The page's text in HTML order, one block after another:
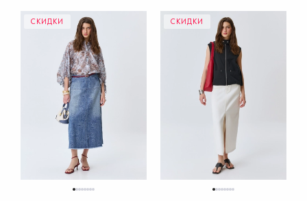
СКИДКИ
12345678
СКИДКИ
12345678